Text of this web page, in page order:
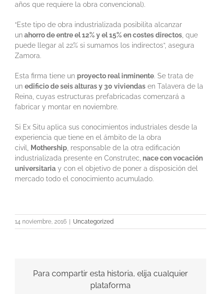
años que requiere la obra convencional).
“Este tipo de obra industrializada posibilita alcanzar
unahorro de entre el 12% y el 15% en costes directos , que
puede llegar al 22% si sumamos los indirectos”, asegura
Zamora.
Esta firma tiene un proyecto real inminente. Se trata de
un edificio de seis alturas y 30 viviendas en Talavera de la
Reina, cuyas estructuras prefabricadas comenzará a
fabricar y montar en noviembre.
Si Ex Situ aplica sus conocimientos industriales desde la
experiencia que tiene en el ámbito de la obra
civil,
Mothership , responsable de la otra edificación
industrializada presente en Construtec, nace con vocación
universitaria y con el objetivo de poner a disposición del
mercado todo el conocimiento acumulado.
14 noviembre, 2016 Uncategorized
Para compartir esta historia, elija cualquier
plataforma